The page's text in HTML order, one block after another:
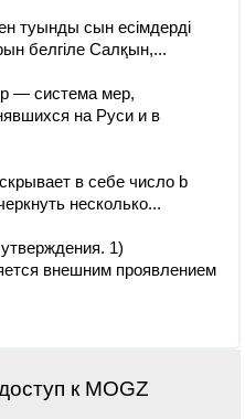
туынды сын есімдерді
белгіле Салқын,...
— система мер,
на Руси и в
в себе число b
несколько...
1)
внешним проявлением
к MOGZ